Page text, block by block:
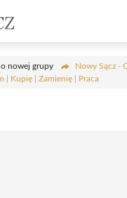
nowej grupy
Nowy Sącz -
| Kupię | Zamienię | Praca